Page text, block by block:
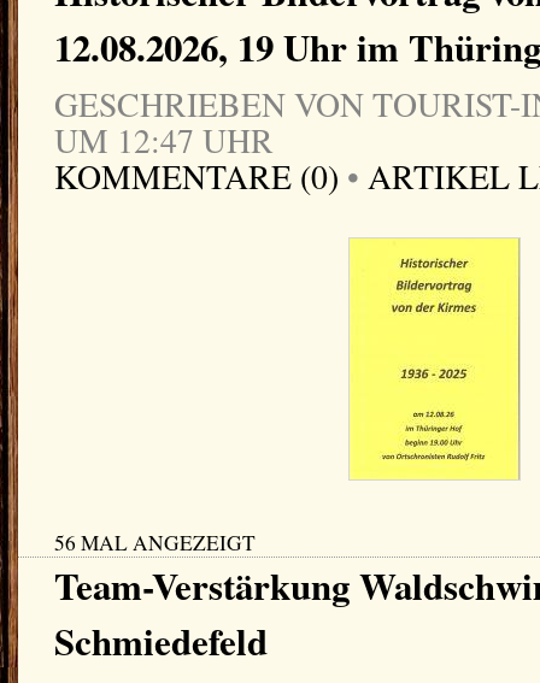
12.08.2026, 19 Uhr im
GESCHRIEBEN VON TOURIST-
UM 12:47 UHR
KOMMENTARE (0) • ARTIKEL
56 MAL ANGEZEIGT
Team-Verstärkung
Schmiedefeld